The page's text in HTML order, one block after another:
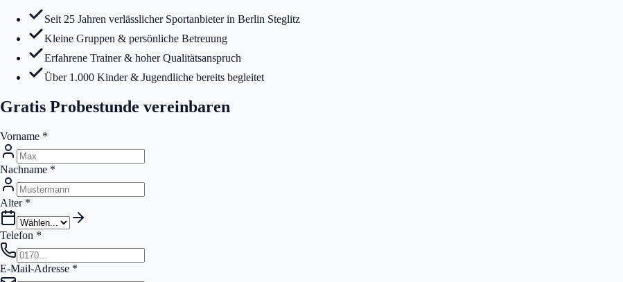
Seit 25 Jahren verlässlicher Sportanbieter in Berlin Steglitz
Kleine Gruppen & persönliche Betreuung
Erfahrene Trainer & hoher Qualitätsanspruch
Über 1.000 Kinder & Jugendliche bereits begleitet
Gratis Probestunde vereinbaren
Vorname *
Nachname *
Alter*
Telefon *
E-Mail-Adresse *